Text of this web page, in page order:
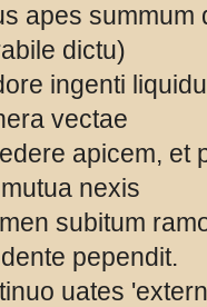
apes summum
dictu)
ingenti
vectae
apicem, et
nexis
subitum
pependit.
uates